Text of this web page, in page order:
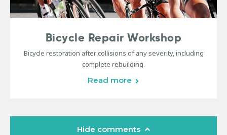
Bicycle Repair Workshop
Bicycle restoration after collisions of any severity, including
complete rebuilding.
Read more
Hide comments